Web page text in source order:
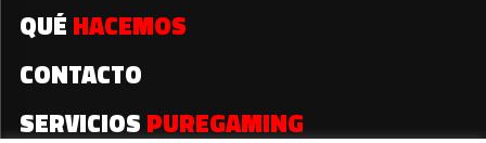
QUÉ HACEMOS
CONTACTO
SERVICIOS PUREGAMING